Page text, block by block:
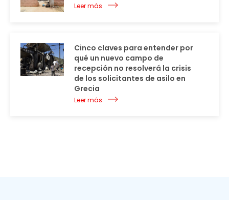
Leer más
Cinco claves para entender por
qué un nuevo campo de
recepción no resolverá la crisis
de los solicitantes de asilo en
Grecia
Leer más